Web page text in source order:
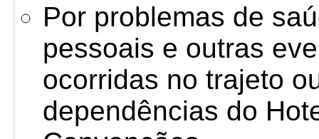
Por problemas de
pessoais e outras
ocorridas no trajeto
dependências do